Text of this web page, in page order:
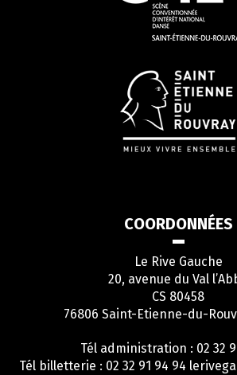
COORDONNÉES
Le Rive Gauche
20, avenue du Val
CS 80458
76806 Saint-Etienne-du-
Tél administration : 02 32
Tél billetterie : 02 32 91 94 94